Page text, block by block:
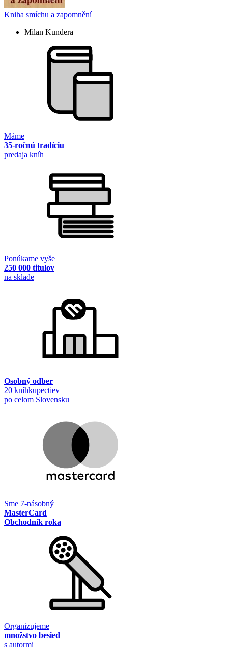
Kniha smíchu a zapomnění
Milan Kundera
Máme
35-ročnú tradíciu
predaja kníh
Ponúkame vyše
250 000 titulov
na sklade
Osobný odber
20 kníhkupectiev
po celom Slovensku
Sme 7-násobný
MasterCard
Obchodník roka
Organizujeme
množstvo besied
s autormi